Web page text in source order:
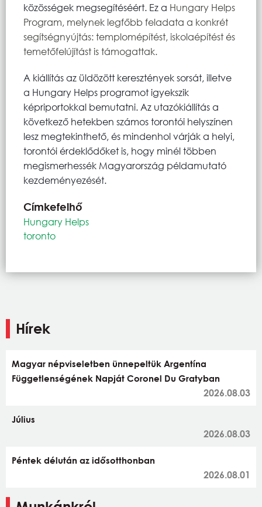
közösségek megsegítéséért. Ez a Hungary Helps
Program, melynek legfőbb feladata a konkrét
segítségnyújtás: templomépítést, iskolaépítést és
temetőfelújítást is támogattak.
A kiállítás az üldözött keresztények sorsát, illetve
a Hungary Helps programot igyekszik
képriportokkal bemutatni. Az utazókiállítás a
következő hetekben számos torontói helyszínen
lesz megtekinthető, és mindenhol várják a helyi,
torontói érdeklődőket is, hogy minél többen
megismerhessék Magyarország példamutató
kezdeményezését.
Címkefelhő
Hungary Helps
toronto
Hírek
Magyar népviseletben ünnepeltük Argentína
Függetlenségének Napját Coronel Du Gratyban
2026.08.03
Július
2026.08.03
Péntek délután az idősotthonban
2026.08.01